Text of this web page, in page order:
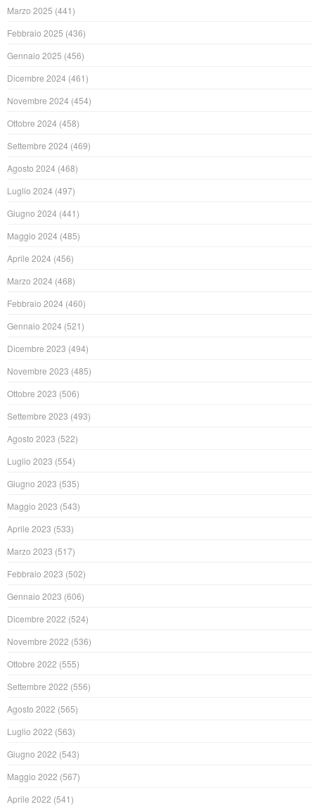
Marzo 2025 (441)
Febbraio 2025 (436)
Gennaio 2025 (456)
Dicembre 2024 (461)
Novembre 2024 (454)
Ottobre 2024 (458)
Settembre 2024 (469)
Agosto 2024 (468)
Luglio 2024 (497)
Giugno 2024 (441)
Maggio 2024 (485)
Aprile 2024 (456)
Marzo 2024 (468)
Febbraio 2024 (460)
Gennaio 2024 (521)
Dicembre 2023 (494)
Novembre 2023 (485)
Ottobre 2023 (506)
Settembre 2023 (493)
Agosto 2023 (522)
Luglio 2023 (554)
Giugno 2023 (535)
Maggio 2023 (543)
Aprile 2023 (533)
Marzo 2023 (517)
Febbraio 2023 (502)
Gennaio 2023 (606)
Dicembre 2022 (524)
Novembre 2022 (536)
Ottobre 2022 (555)
Settembre 2022 (556)
Agosto 2022 (565)
Luglio 2022 (563)
Giugno 2022 (543)
Maggio 2022 (567)
Aprile 2022 (541)